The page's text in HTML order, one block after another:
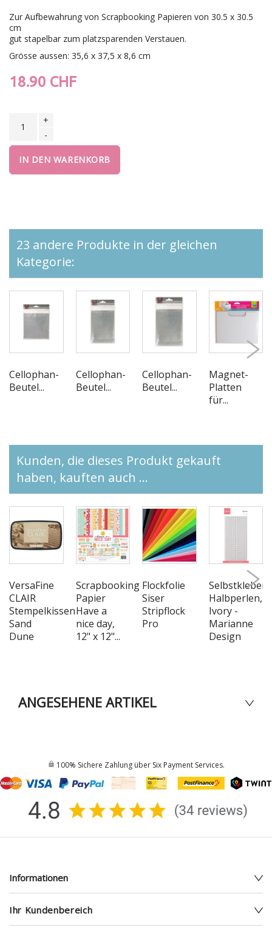
Zur Aufbewahrung von Scrapbooking Papieren von 30.5 x 30.5
cm
gut stapelbar zum platzsparenden Verstauen.
Grösse aussen: 35,6 x 37,5 x 8,6 cm
18.90 CHF
+
-
IN DEN WARENKORB
23 andere Produkte in der gleichen
Kategorie:
Cellophan-
Beutel...
Cellophan-
Beutel...
Cellophan-
Beutel...
Magnet-
Platten
für...
Kunden, die dieses Produkt gekauft
haben, kauften auch ...
VersaFine
CLAIR
Stempelkissen
Sand
Dune
Scrapbooking
Papier
Have a
nice day,
12" x 12"...
Flockfolie
Siser
Stripflock
Pro
Halbperlen,
Ivory -
Marianne
Design
ANGESEHENE ARTIKEL
100% Sichere Zahlung über Six Payment Services.
Informationen
Ihr Kundenbereich